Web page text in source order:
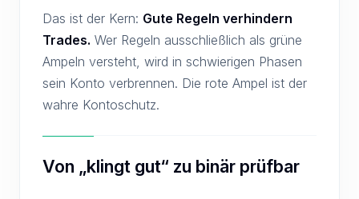
Das ist der Kern: Gute Regeln verhindern
Trades. Wer Regeln ausschließlich als grüne
Ampeln versteht, wird in schwierigen Phasen
sein Konto verbrennen. Die rote Ampel ist der
wahre Kontoschutz.
Von „klingt gut“ zu binär prüfbar